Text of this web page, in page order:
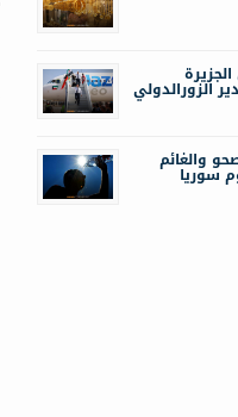
الزورالدولي
والغائم
سوريا